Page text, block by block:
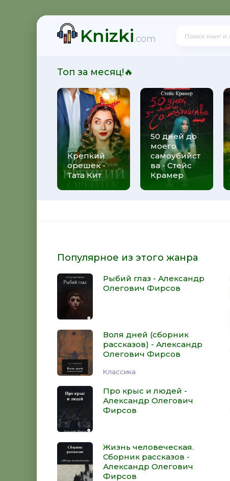
Knizki.com
Топ за месяц!🔥
Крепкий
орешек -
Тата Кит
50 дней до
моего
самоубийст
ва - Стейс
Крамер
Популярное из этого жанра
Рыбий глаз - Александр
Олегович Фирсов
Воля дней (сборник
рассказов) - Александр
Олегович Фирсов
Классика
Про крыс и людей -
Александр Олегович
Фирсов
Жизнь человеческая.
Сборник рассказов -
Александр Олегович
Фирсов
Фирсов
- Александр Олегович Фирсов
Олегович Фирсов